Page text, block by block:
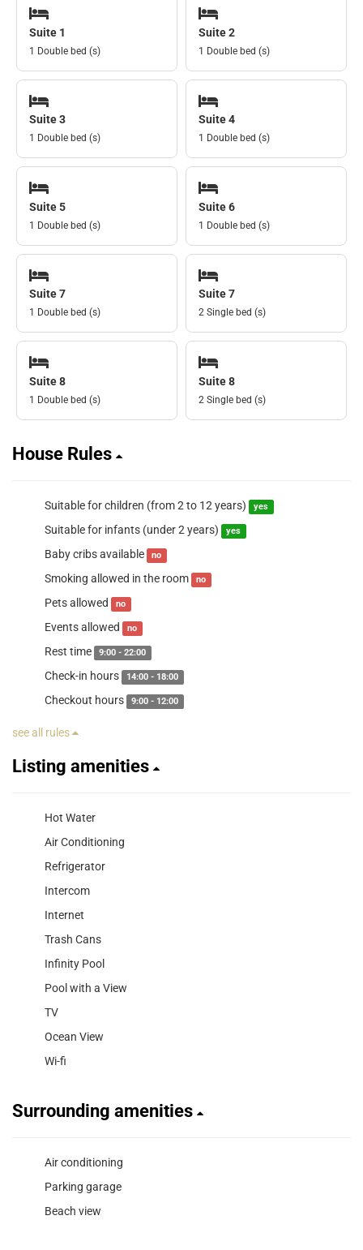
Suite 1
1 Double bed (s)
Suite 2
1 Double bed (s)
Suite 3
1 Double bed (s)
Suite 4
1 Double bed (s)
Suite 5
1 Double bed (s)
Suite 6
1 Double bed (s)
Suite 7
1 Double bed (s)
Suite 7
2 Single bed (s)
Suite 8
1 Double bed (s)
Suite 8
2 Single bed (s)
House Rules
Suitable for children (from 2 to 12 years) yes
Suitable for infants (under 2 years) yes
Baby cribs available no
Smoking allowed in the room no
Pets allowed no
Events allowed no
Rest time 9:00 - 22:00
Check-in hours 14:00 - 18:00
Checkout hours 9:00 - 12:00
see all rules
Listing amenities
Hot Water
Air Conditioning
Refrigerator
Intercom
Internet
Trash Cans
Infinity Pool
Pool with a View
TV
Ocean View
Wi-fi
Surrounding amenities
Air conditioning
Parking garage
Beach view